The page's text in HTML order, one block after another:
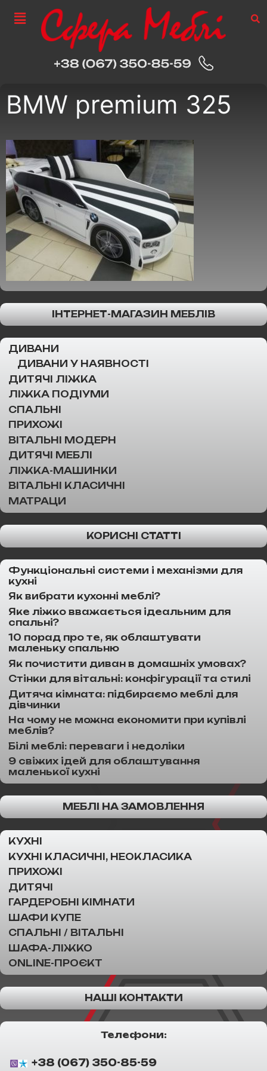
BMW premium 325
ІНТЕРНЕТ-МАГАЗИН МЕБЛІВ
ДИВАНИ
ДИВАНИ У НАЯВНОСТІ
ДИТЯЧІ ЛІЖКА
ЛІЖКА ПОДІУМИ
СПАЛЬНІ
ПРИХОЖІ
ВІТАЛЬНІ МОДЕРН
ДИТЯЧІ МЕБЛІ
ЛІЖКА-МАШИНКИ
ВІТАЛЬНІ КЛАСИЧНІ
МАТРАЦИ
КОРИСНІ СТАТТІ
Функціональні системи і механізми для
кухні
Як вибрати кухонні меблі?
Яке ліжко вважається ідеальним для
спальні?
10 порад про те, як облаштувати
маленьку спальню
Як почистити диван в домашніх умовах?
Стінки для вітальні: конфігурації та стилі
Дитяча кімната: підбираємо меблі для
дівчинки
На чому не можна економити при купівлі
меблів?
Білі меблі: переваги і недоліки
9 свіжих ідей для облаштування
маленької кухні
МЕБЛІ НА ЗАМОВЛЕННЯ
КУХНІ
КУХНІ КЛАСИЧНІ, НЕОКЛАСИКА
ПРИХОЖІ
ДИТЯЧІ
ГАРДЕРОБНІ КІМНАТИ
ШАФИ КУПЕ
СПАЛЬНІ / ВІТАЛЬНІ
ШАФА-ЛІЖКО
ONLINE-ПРОЄКТ
НАШІ КОНТАКТИ
Телефони:
+38 (067) 350-85-59